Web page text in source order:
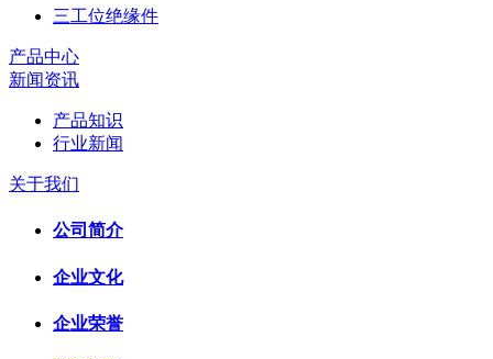
三工位绝缘件
产品中心
新闻资讯
产品知识
行业新闻
关于我们
公司简介
企业文化
企业荣誉